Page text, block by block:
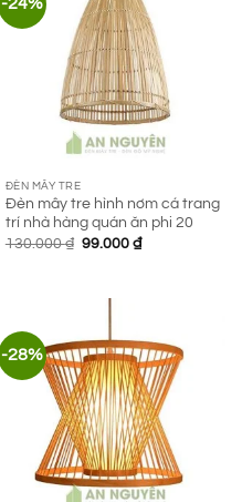
ĐÈN MÂY TRE
Đèn mây tre hình nơm cá trang
trí nhà hàng quán ăn phi 20
130.000₫ Giá
99.000 ₫Giá
-28%